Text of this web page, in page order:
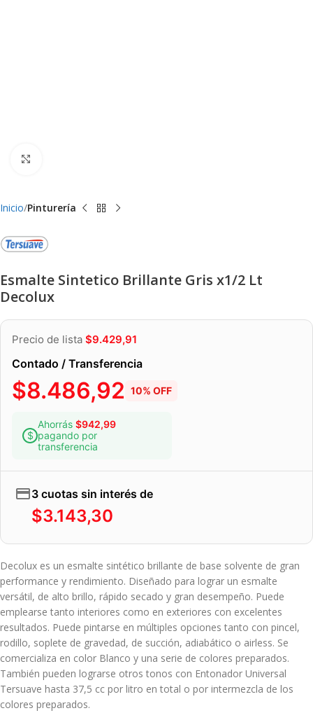
Inicio Pinturería
Esmalte Sintetico Brillante Gris x1/2 Lt
Decolux
Precio de lista $9.429,91
Contado / Transferencia
$8.486,92 10% OFF
Ahorrás $942,99
pagando por
transferencia
3 cuotas sin interés de
$3.143,30
Decolux es un esmalte sintético brillante de base solvente de gran
performance y rendimiento. Diseñado para lograr un esmalte
versátil, de alto brillo, rápido secado y gran desempeño. Puede
emplearse tanto interiores como en exteriores con excelentes
resultados. Puede pintarse en múltiples opciones tanto con pincel,
rodillo, soplete de gravedad, de succión, adiabático o airless. Se
comercializa en color Blanco y una serie de colores preparados.
También pueden lograrse otros tonos con Entonador Universal
Tersuave hasta 37,5 cc por litro en total o por intermezcla de los
colores preparados.